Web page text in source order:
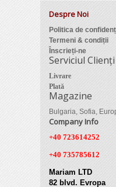
Despre Noi
Politica de
Termeni & condiții
Înscrieți-ne
Serviciul Clienți
Livrare
Plată
Magazine
Bulgaria, Sofia,
Company Info
+40 723614252
+40 735785612
Mariam LTD
82 blvd. Evropa